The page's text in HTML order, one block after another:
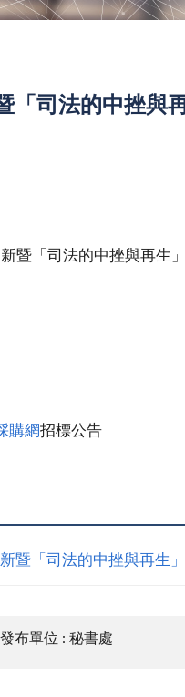
「司法的中挫與
暨「司法的中挫與再生
購網招標公告
暨「司法的中挫與再生
發布單位 : 秘書處